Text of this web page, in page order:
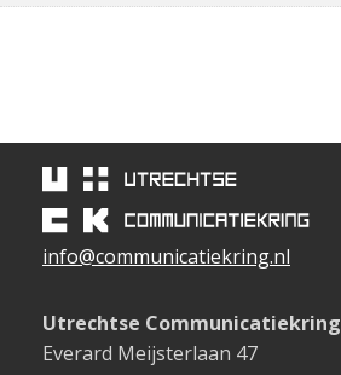
info@communicatiekring.nl
Utrechtse Communicatiekring
Everard Meijsterlaan 47